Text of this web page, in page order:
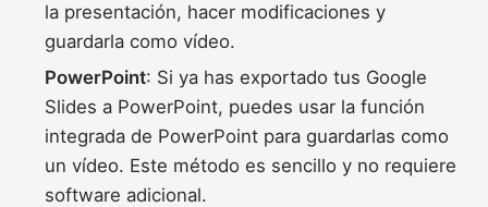
la presentación, hacer modificaciones y
guardarla como vídeo.
PowerPoint: Si ya has exportado tus Google
Slides a PowerPoint, puedes usar la función
integrada de PowerPoint para guardarlas como
un vídeo. Este método es sencillo y no requiere
software adicional.